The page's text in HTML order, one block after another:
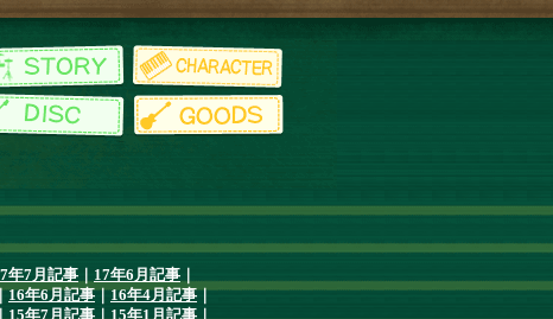
年7月記事 17年6月記事
16年6月記事｜16年4月記事｜
15年7月記事｜15年1月記事｜